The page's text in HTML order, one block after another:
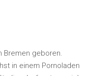
Bremen geboren.
in einem Pornoladen